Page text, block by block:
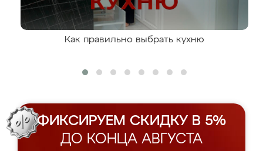
Как правильно выбрать кухню
ФИКСИРУЕМ СКИДКУ В 5%
ДО КОНЦА АВГУСТА